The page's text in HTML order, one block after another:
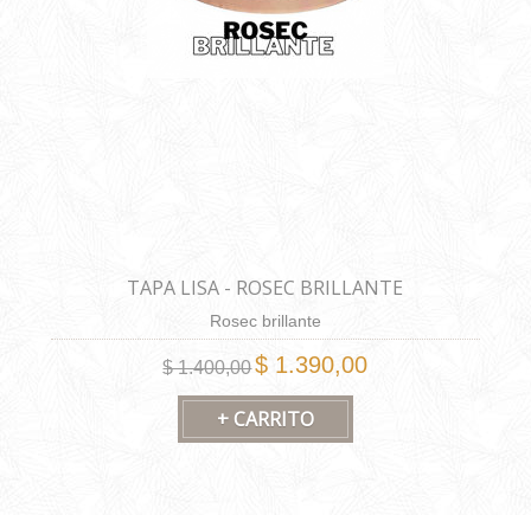
TAPA LISA - ROSEC BRILLANTE
Rosec brillante
$ 1.400,00$ 1.390,00